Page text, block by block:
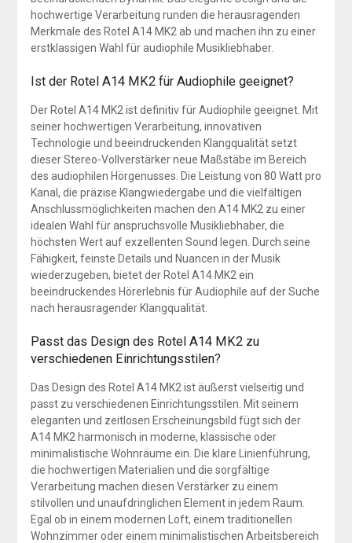
hochwertige Verarbeitung runden die herausragenden
Merkmale des Rotel A14 MK2 ab und machen ihn zu einer
erstklassigen Wahl für audiophile Musikliebhaber.
Ist der Rotel A14 MK2 für Audiophile geeignet?
Der Rotel A14 MK2 ist definitiv für Audiophile geeignet. Mit
seiner hochwertigen Verarbeitung, innovativen
Technologie und beeindruckenden Klangqualität setzt
dieser Stereo-Vollverstärker neue Maßstäbe im Bereich
des audiophilen Hörgenusses. Die Leistung von 80 Watt pro
Kanal, die präzise Klangwiedergabe und die vielfältigen
Anschlussmöglichkeiten machen den A14 MK2 zu einer
idealen Wahl für anspruchsvolle Musikliebhaber, die
höchsten Wert auf exzellenten Sound legen. Durch seine
Fähigkeit, feinste Details und Nuancen in der Musik
wiederzugeben, bietet der Rotel A14 MK2 ein
beeindruckendes Hörerlebnis für Audiophile auf der Suche
nach herausragender Klangqualität.
Passt das Design des Rotel A14 MK2 zu
verschiedenen Einrichtungsstilen?
Das Design des Rotel A14 MK2 ist äußerst vielseitig und
passt zu verschiedenen Einrichtungsstilen. Mit seinem
eleganten und zeitlosen Erscheinungsbild fügt sich der
A14 MK2 harmonisch in moderne, klassische oder
minimalistische Wohnräume ein. Die klare Linienführung,
die hochwertigen Materialien und die sorgfältige
Verarbeitung machen diesen Verstärker zu einem
stilvollen und unaufdringlichen Element in jedem Raum.
Egal ob in einem modernen Loft, einem traditionellen
Wohnzimmer oder einem minimalistischen Arbeitsbereich